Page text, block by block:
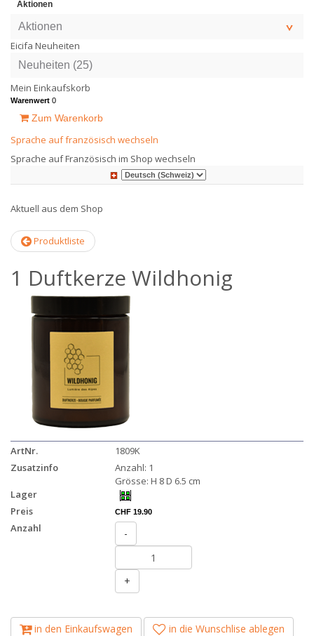
Aktionen
Aktionen
Eicifa Neuheiten
Neuheiten (25)
Mein Einkaufskorb
Warenwert 0
Zum Warenkorb
Sprache auf französisch wechseln
Sprache auf Französisch im Shop wechseln
Aktuell aus dem Shop
Produktliste
1 Duftkerze Wildhonig
ArtNr.
1809K
Zusatzinfo
Anzahl: 1
Grösse: H 8 D 6.5 cm
Lager
Preis
CHF 19.90
Anzahl -
+
in den Einkaufswagen in die Wunschlise ablegen